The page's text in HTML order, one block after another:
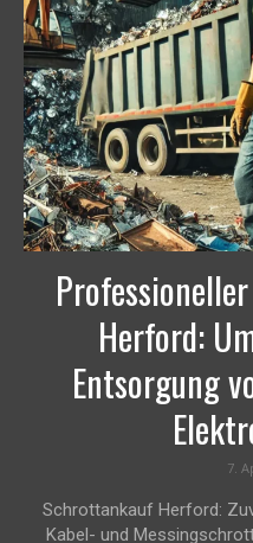
Herford:
Entsorgung
7.
Schrottankauf Herford:
Kabel- und